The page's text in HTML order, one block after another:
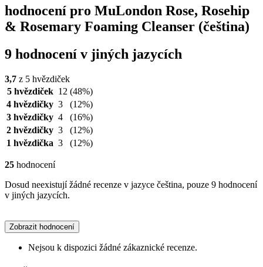
hodnocení pro MuLondon Rose, Rosehip
& Rosemary Foaming Cleanser (čeština)
9 hodnocení v jiných jazycích
3,7 z 5 hvězdiček
5 hvězdiček 12 (48%)
4 hvězdičky 3
(12%)
3 hvězdičky 4
(16%)
2 hvězdičky 3
(12%)
1 hvězdička 3 (12%)
25 hodnocení
Dosud neexistují žádné recenze v jazyce čeština, pouze 9 hodnocení
v jiných jazycích.
Zobrazit hodnocení
Nejsou k dispozici žádné zákaznické recenze.